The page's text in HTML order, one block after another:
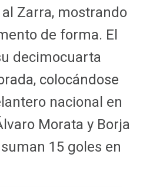
Zarra, mostrando
de forma. El
decimocuarta
colocándose
nacional en
Morata y Borja
15 goles en